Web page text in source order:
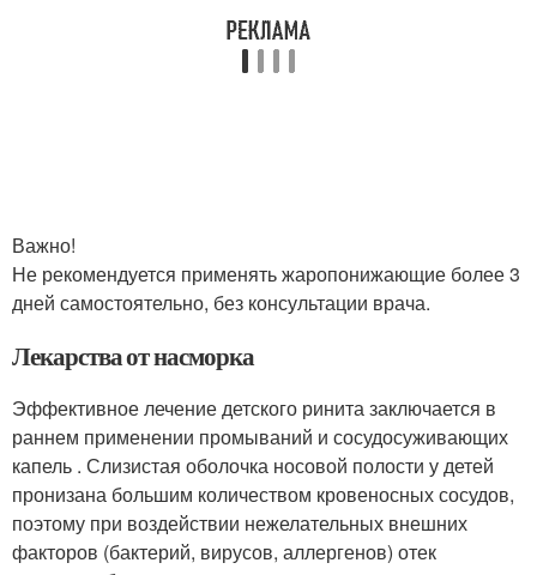
Важно!
Не рекомендуется применять жаропонижающие более 3
дней самостоятельно, без консультации врача.
Лекарства от насморка
Эффективное лечение детского ринита заключается в
раннем применении промываний и сосудосуживающих
капель . Слизистая оболочка носовой полости у детей
пронизана большим количеством кровеносных сосудов,
поэтому при воздействии нежелательных внешних
факторов (бактерий, вирусов, аллергенов) отек